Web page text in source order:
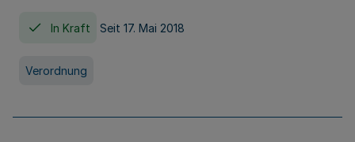
In Kraft Seit 17. Mai 2018
Verordnung